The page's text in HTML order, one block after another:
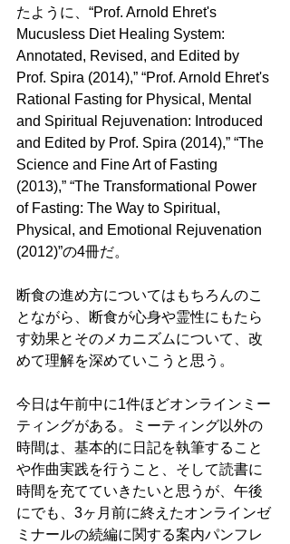
たように、“Prof. Arnold Ehret's
Mucusless Diet Healing System:
Annotated, Revised, and Edited by
Prof. Spira (2014),” “Prof. Arnold Ehret's
Rational Fasting for Physical, Mental
and Spiritual Rejuvenation: Introduced
and Edited by Prof. Spira (2014),” “The
Science and Fine Art of Fasting
(2013),” “The Transformational Power
of Fasting: The Way to Spiritual,
Physical, and Emotional Rejuvenation
(2012)”の4冊だ。
断食の進め方についてはもちろんのこ
とながら、断食が心身や霊性にもたら
す効果とそのメカニズムについて、改
めて理解を深めていこうと思う。
今日は午前中に1件ほどオンラインミー
ティングがある。ミーティング以外の
時間は、基本的に日記を執筆すること
や作曲実践を行うこと、そして読書に
時間を充てていきたいと思うが、午後
にでも、3ヶ月前に終えたオンラインゼ
ミナールの続編に関する案内パンフレ